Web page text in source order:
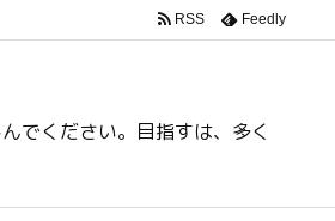
でください。目指すは、多く
RSS Feedly